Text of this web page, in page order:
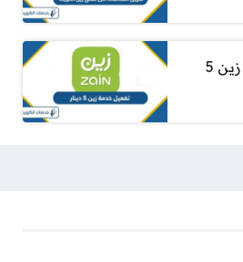
طريقة تفعيل خدمة زين 5